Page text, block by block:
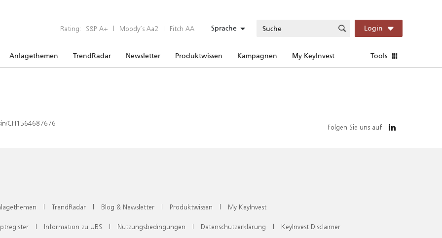
Rating: S&P A+ | Moody’s Aa2 | Fitch AA Sprache Login
Anlagethemen TrendRadar Newsletter Produktwissen Kampagnen My KeyInvest Tools
CH1564687676 Folgen Sie uns auf
| TrendRadar | Blog & Newsletter | Produktwissen | My KeyInvest
| Information zu UBS | Nutzungsbedingungen | Datenschutzerklärung | KeyInvest Disclaimer